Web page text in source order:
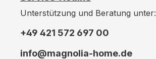
Unterstützung und Beratung unter:
+49 421 572 697 00
info@magnolia-home.de